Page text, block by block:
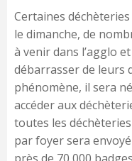
Certaines
le dimanche, de
à venir dans l’agglo
débarrasser de leurs
phénomène, il sera
accéder aux
toutes les
par foyer sera